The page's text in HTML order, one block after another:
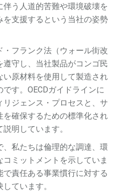
う人道的苦難や環境破壊を
支援するという当社の姿勢
フランク法（ウォール街改
守し、当社製品がコンゴ民
原材料を使用して製造され
す。OECDガイドラインに
ジェンス・プロセスと、サ
確保するための標準化され
明しています。
私たちは倫理的な調達、環
ミットメントを示していま
責任ある事業慣行に対する
ています。